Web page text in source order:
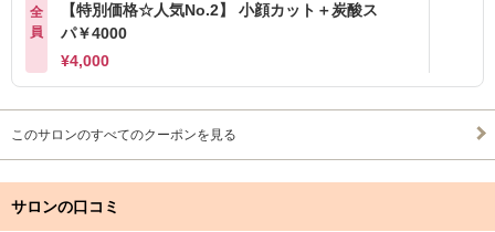
全
員
【特別価格☆人気No.2】 小顔カット＋炭酸ス
パ￥4000
¥4,000
このサロンのすべてのクーポンを見る
サロンの口コミ